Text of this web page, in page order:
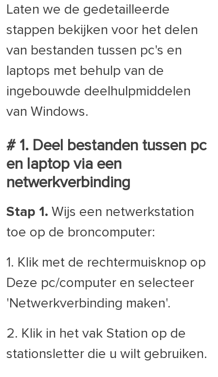
Laten we de gedetailleerde
stappen bekijken voor het delen
van bestanden tussen pc's en
laptops met behulp van de
ingebouwde deelhulpmiddelen
van Windows.
# 1. Deel bestanden tussen pc
en laptop via een
netwerkverbinding
Stap 1. Wijs een netwerkstation
toe op de broncomputer:
1. Klik met de rechtermuisknop op
Deze pc/computer en selecteer
'Netwerkverbinding maken'.
2. Klik in het vak Station op de
stationsletter die u wilt gebruiken.